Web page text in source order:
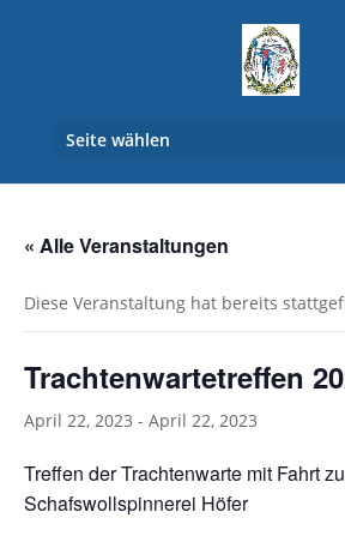
Seite wählen
« Alle Veranstaltungen
Diese Veranstaltung hat bereits
Trachtenwartetreffen
April 22, 2023 - April 22, 2023
Treffen der Trachtenwarte mit Fahrt
Schafswollspinnerei Höfer